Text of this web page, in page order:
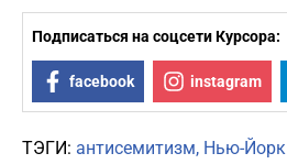
Подписаться на соцсети Курсора:
facebook instagram
ТЭГИ: антисемитизм Нью-Йорк